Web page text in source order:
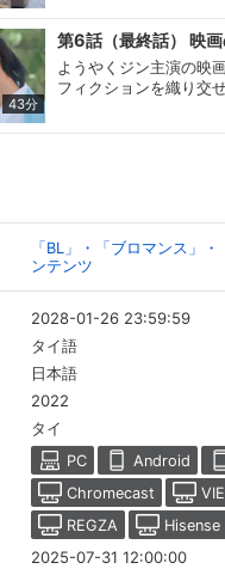
会員情報
基本情報、本人連絡
ジットカード情報の
日。ようやく二人きり
っていた矢先、路上に
の約束を守るため見捨
が・・・。
43分
第6話（最終話） 映
ようやくジン主演の映
フィクションを織り交
「BL」・「ブロマンス」
ンテンツ
2028-01-26 23:59:59
タイ語
日本語
2022
タイ
PC Android
Chromecast
REGZA
Hisense
2025-07-31 12:00:00